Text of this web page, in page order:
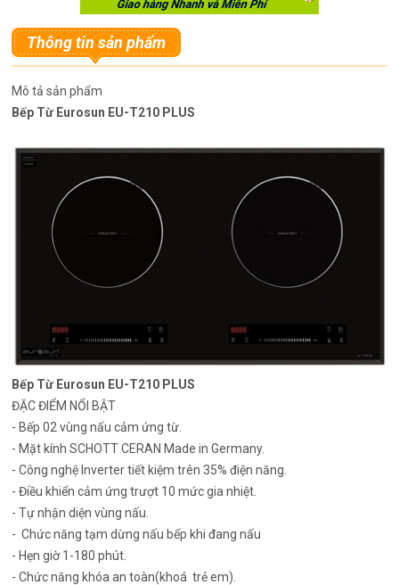
Thông tin sản phẩm
Mô tả sản phẩm
Bếp Từ Eurosun EU-T210 PLUS
Bếp Từ Eurosun EU-T210 PLUS
ĐẶC ĐIỂM NỔI BẬT
- Bếp 02 vùng nấu cảm ứng từ.
- Mặt kính SCHOTT CERAN Made in Germany.
- Công nghệ Inverter tiết kiệm trên 35% điện năng.
- Điều khiển cảm ứng trượt 10 mức gia nhiệt.
- Tự nhận diện vùng nấu.
- Chức năng tạm dừng nấu bếp khi đang nấu
- Hẹn giờ 1-180 phút.
- Chức năng khóa an toàn(khoá trẻ em).